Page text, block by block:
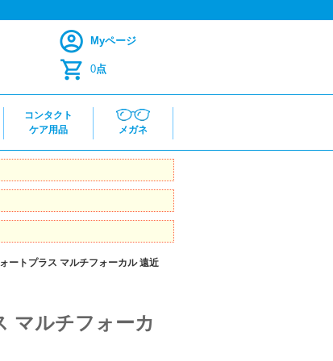
Myページ
0点
コンタクト
ケア用品
メガネ
ートプラス マルチフォーカル 遠近
マルチフォーカ